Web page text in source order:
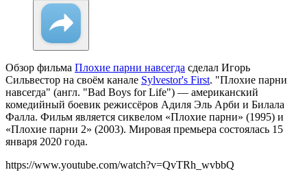
Обзор фильма Плохие парни навсегда сделал Игорь
Сильвестор на своём канале Sylvestor's First. "Плохие парни
навсегда" (англ. "Bad Boys for Life") — американский
комедийный боевик режиссёров Адиля Эль Арби и Билала
Фалла. Фильм является сиквелом «Плохие парни» (1995) и
«Плохие парни 2» (2003). Мировая премьера состоялась 15
января 2020 года.
https://www.youtube.com/watch?v=QvTRh_wvbbQ